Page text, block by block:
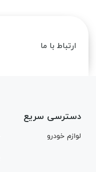
ارتباط با ما
دسترسی سریع
لوازم خودرو